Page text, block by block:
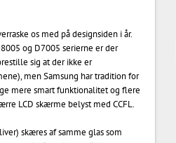
os med på designsiden i år.
og D7005 serierne er der
sig at der ikke er
men Samsung har tradition for
mere smart funktionalitet og flere
LCD skærme belyst med CCFL.
skæres af samme glas som